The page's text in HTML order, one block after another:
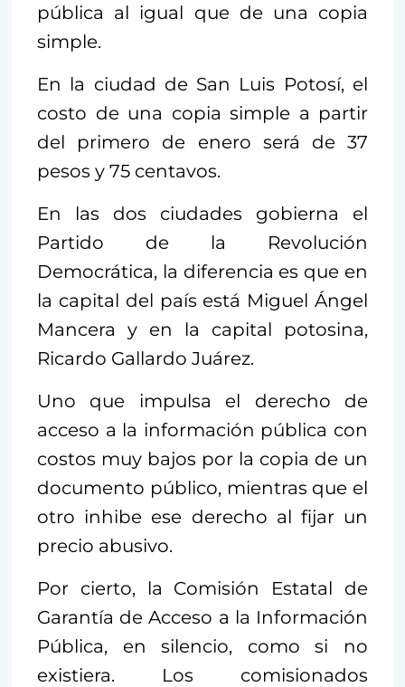
pública al igual que de una copia
simple.
En la ciudad de San Luis Potosí, el
costo de una copia simple a partir
del primero de enero será de 37
pesos y 75 centavos.
En las dos ciudades gobierna el
Partido de la Revolución
Democrática, la diferencia es que en
la capital del país está Miguel Ángel
Mancera y en la capital potosina,
Ricardo Gallardo Juárez.
Uno que impulsa el derecho de
acceso a la información pública con
costos muy bajos por la copia de un
documento público, mientras que el
otro inhibe ese derecho al fijar un
precio abusivo.
Por cierto, la Comisión Estatal de
Garantía de Acceso a la Información
Pública, en silencio, como si no
existiera. Los comisionados